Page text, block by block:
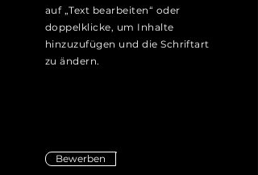
auf „Text bearbeiten“ oder
doppelklicke, um Inhalte
hinzuzufügen und die Schriftart
zu ändern.
Bewerben